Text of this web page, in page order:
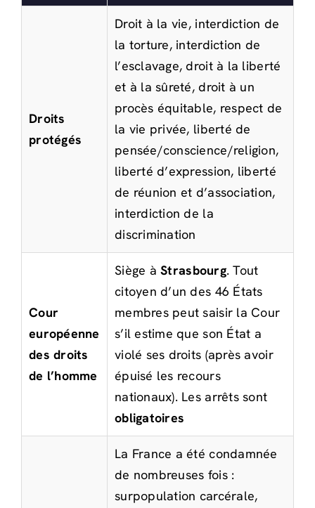
Droits
protégés
Droit à la vie, interdiction de
la torture, interdiction de
l’esclavage, droit à la liberté
et à la sûreté, droit à un
procès équitable, respect de
la vie privée, liberté de
pensée/conscience/religion,
liberté d’expression, liberté
de réunion et d’association,
interdiction de la
discrimination
Cour
européenne
des droits
de l’homme
Siège àStrasbourg. Tout
citoyen d’un des 46 États
membres peut saisir la Cour
s’il estime que son État a
violé ses droits (après avoir
épuisé les recours
nationaux). Les arrêts sont
obligatoires
La France a été condamnée
de nombreuses fois :
surpopulation carcérale,